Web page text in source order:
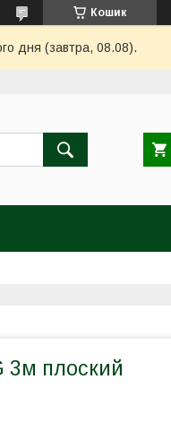
Кошик
дня (завтра, 08.08).
3м плоский